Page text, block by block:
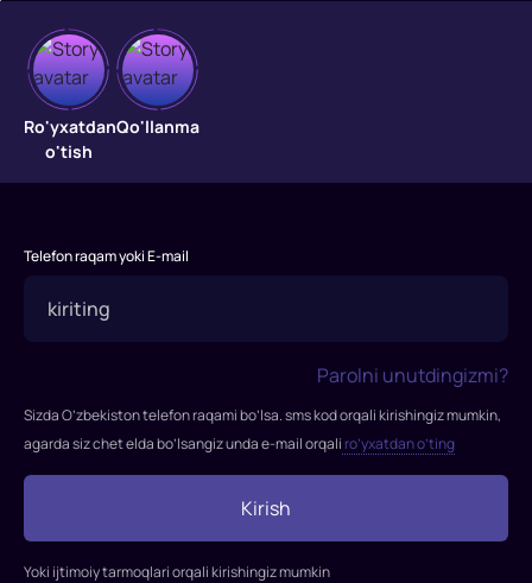
Jomadon
Jomadon
Ro'yxatdan
o'tish
Qo'llanma
Telefon raqam yoki E-mail
Parolni unutdingizmi?
Sizda O’zbekiston telefon raqami bo’lsa. sms kod orqali kirishingiz mumkin,
agarda siz chet elda bo’lsangiz unda e-mail orqali ro’yxatdan o’ting
Kirish
Yoki ijtimoiy tarmoqlari orqali kirishingiz mumkin